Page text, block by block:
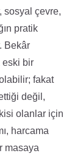
sosyal çevre,
pratik
Bekâr
eski bir
fakat
değil,
olanlar için
harcama
masaya